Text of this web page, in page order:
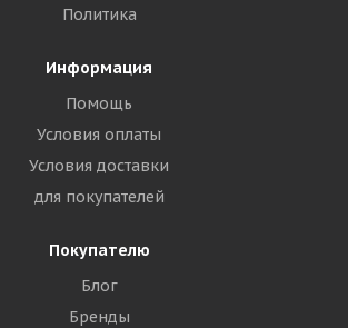
Политика
Информация
Помощь
Условия оплаты
Условия доставки
для покупателей
Покупателю
Блог
Бренды